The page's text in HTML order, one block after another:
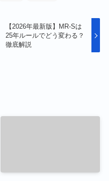
【2026年最新版】MR-Sは
25年ルールでどう変わる？
徹底解説